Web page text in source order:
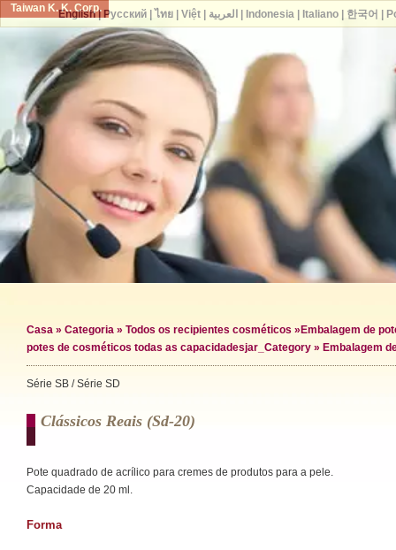
Taiwan K. K. Corp.
Casa » Categoria » Todos os recipientes cosméticos » Embalagem de
potes de cosméticos todas as capacidadesjar_Category » Embalagem
Série SB / Série SD
Clássicos Reais (sd-20)
Pote quadrado de acrílico para cremes de produtos para a pele.
Capacidade de 20 ml.
Forma
English| Русский| ไทย| Việt| العربية Indonesia| Italiano| 한국어